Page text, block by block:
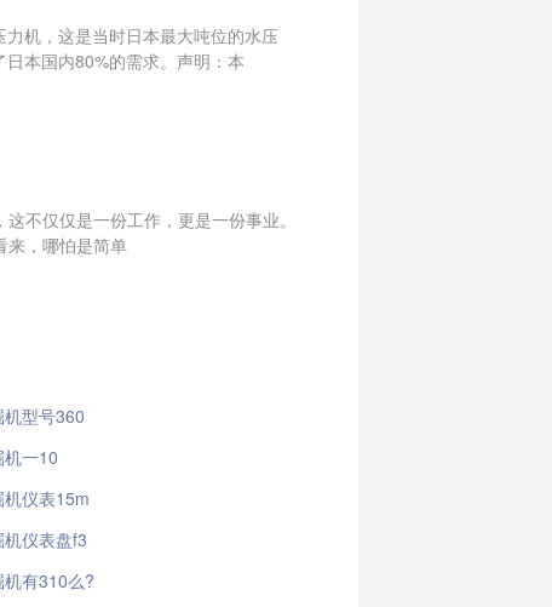
机，这是当时日本最大吨位的水压
本国内80%的需求。声明：本
不仅仅是一份工作，更是一份事业。
来，哪怕是简单
型号360
一10
仪表15m
仪表盘f3
有310么?